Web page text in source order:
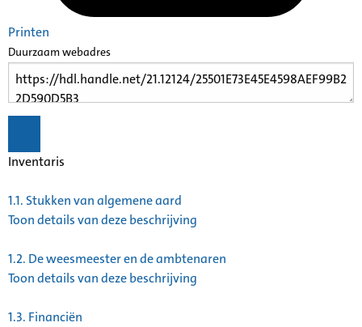
Printen
Duurzaam webadres
Inventaris
1.1. Stukken van algemene aard
Toon details van deze beschrijving
1.2. De weesmeester en de ambtenaren
Toon details van deze beschrijving
1.3. Financiën